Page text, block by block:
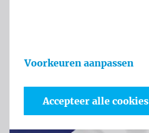
Voorkeuren aanpassen
Accepteer alle cookies